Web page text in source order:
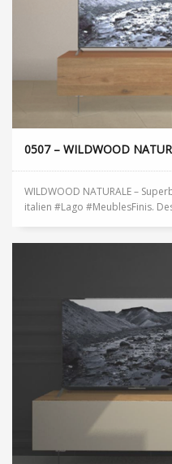
0507 – WILDWOOD
WILDWOOD NATURALE –
italien #Lago #MeublesFinis.